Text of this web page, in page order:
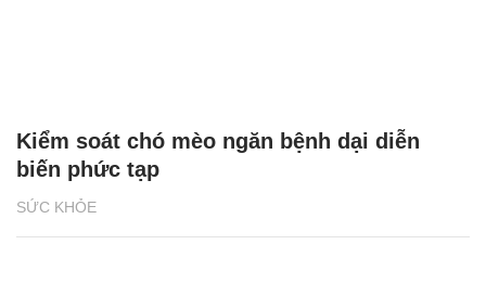
SỨC KHỎE
Kiểm soát chó mèo ngăn bệnh dại diễn
biến phức tạp